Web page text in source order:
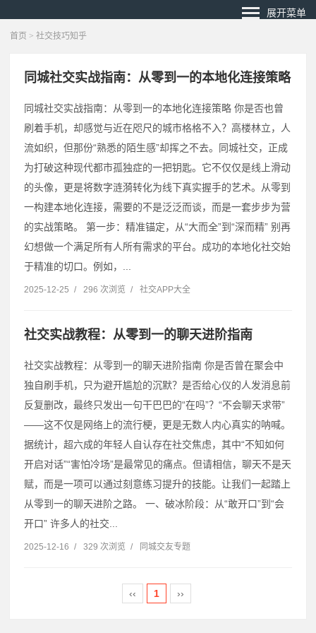
展开菜单
首页 > 社交技巧知乎
同城社交实战指南：从零到一的本地化连接策略
同城社交实战指南：从零到一的本地化连接策略 你是否也曾
刷着手机，却感觉与近在咫尺的城市格格不入？高楼林立，人
流如织，但那份“熟悉的陌生感”却挥之不去。同城社交，正成
为打破这种现代都市孤独症的一把钥匙。它不仅仅是线上滑动
的头像，更是将数字涟漪转化为线下真实握手的艺术。从零到
一构建本地化连接，需要的不是泛泛而谈，而是一套步步为营
的实战策略。 第一步：精准锚定，从“大而全”到“深而精” 别再
幻想做一个满足所有人所有需求的平台。成功的本地化社交始
于精准的切口。例如，...
2025-12-25 / 296 次浏览 / 社交APP大全
社交实战教程：从零到一的聊天进阶指南
社交实战教程：从零到一的聊天进阶指南 你是否曾在聚会中
独自刷手机，只为避开尴尬的沉默？是否给心仪的人发消息前
反复删改，最终只发出一句干巴巴的“在吗”？“不会聊天求带”
——这不仅是网络上的流行梗，更是无数人内心真实的呐喊。
据统计，超六成的年轻人自认存在社交焦虑，其中“不知如何
开启对话”“害怕冷场”是最常见的痛点。但请相信，聊天不是天
赋，而是一项可以通过刻意练习提升的技能。让我们一起踏上
从零到一的聊天进阶之路。 一、破冰阶段：从“敢开口”到“会
开口” 许多人的社交...
2025-12-16 / 329 次浏览 / 同城交友专题
‹‹ 1 ››